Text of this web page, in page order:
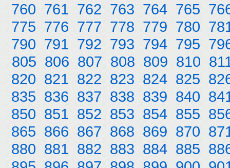
760 761 762 763 764 765
775 776 777 778 779 780
790 791 792 793 794 795
805 806 807 808 809 810
820 821 822 823 824 825
835 836 837 838 839 840
850 851 852 853 854 855
865 866 867 868 869 870
880 881 882 883 884 885